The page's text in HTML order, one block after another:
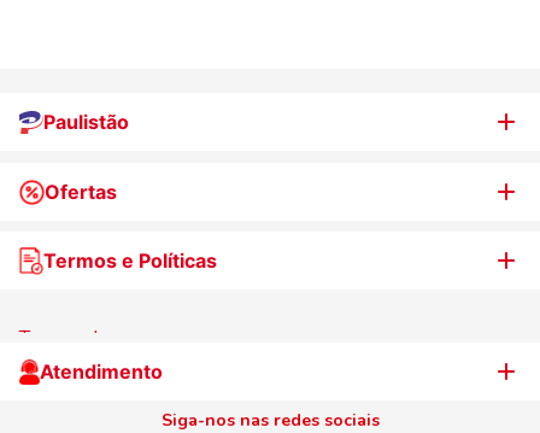
Paulistão
Quem somos
Nossas lojas
Nosso Cartão
Ofertas
WhatsApp de Ofertas
Televendas
Termos e Políticas
Termos de uso
Centro de Privacidade
Atendimento
Siga-nos nas redes sociais